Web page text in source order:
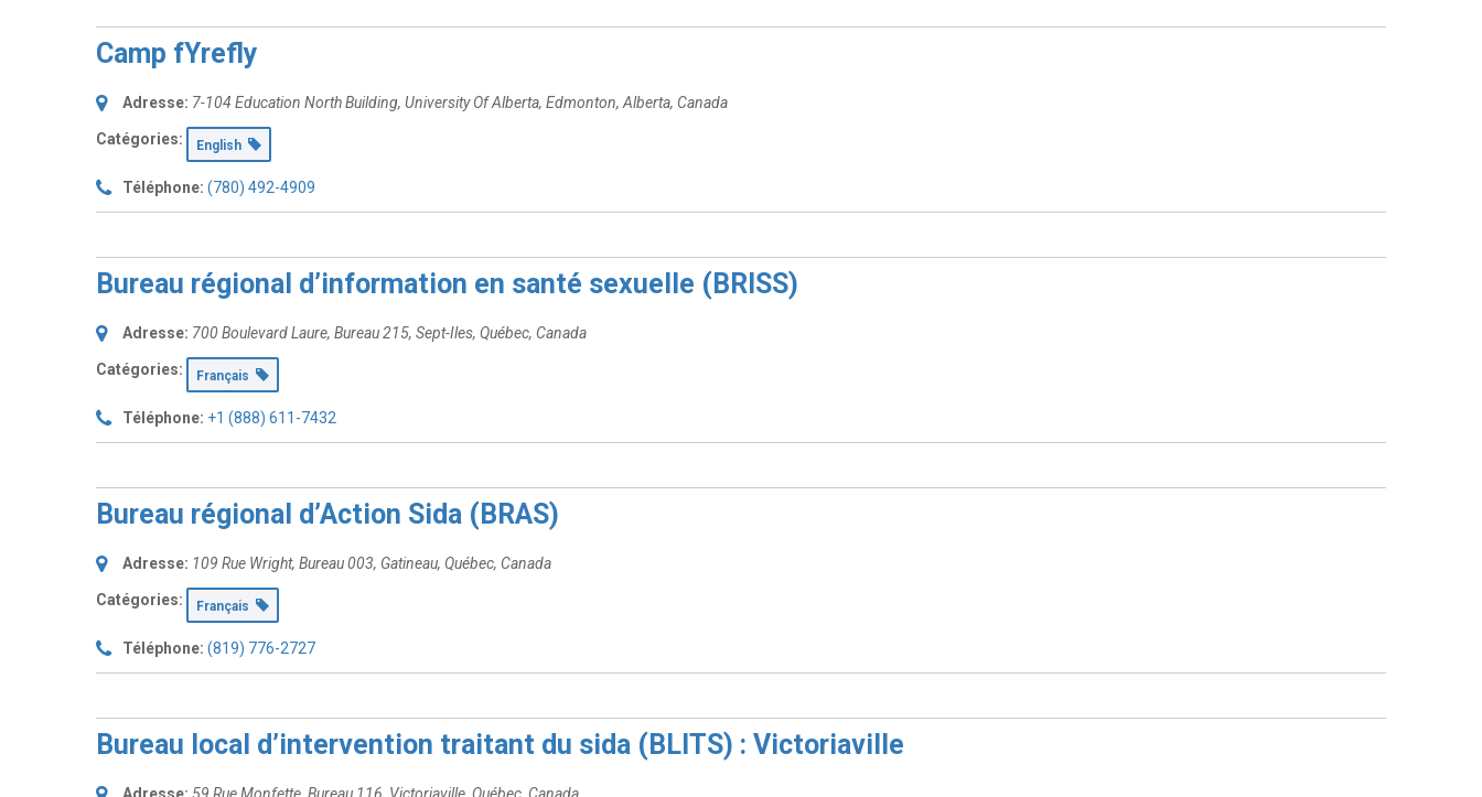
Camp fYrefly
Adresse: 7-104 Education North Building, University Of Alberta, Edmonton, Alberta, Canada
Catégories: English
Téléphone: (780) 492-4909
Bureau régional d’information en santé sexuelle (BRISS)
Adresse: 700 Boulevard Laure, Bureau 215, Sept-Iles, Québec, Canada
Catégories: Français
Téléphone: +1 (888) 611-7432
Bureau régional d’Action Sida (BRAS)
Adresse: 109 Rue Wright, Bureau 003, Gatineau, Québec, Canada
Catégories: Français
Téléphone: (819) 776-2727
Bureau local d’intervention traitant du sida (BLITS) : Victoriaville